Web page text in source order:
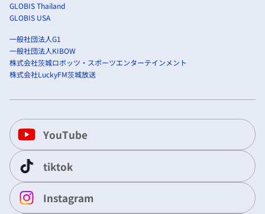
GLOBIS Thailand
GLOBIS USA
一般社団法人G1
一般社団法人KIBOW
株式会社茨城ロボッツ・スポーツエンターテインメント
株式会社LuckyFM茨城放送
YouTube
tiktok
Instagram